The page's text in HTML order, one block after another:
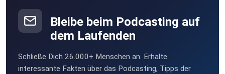
Bleibe beim Podcasting auf
dem Laufenden
Schließe Dich 26.000+ Menschen an. Erhalte
interessante Fakten über das Podcasting, Tipps der